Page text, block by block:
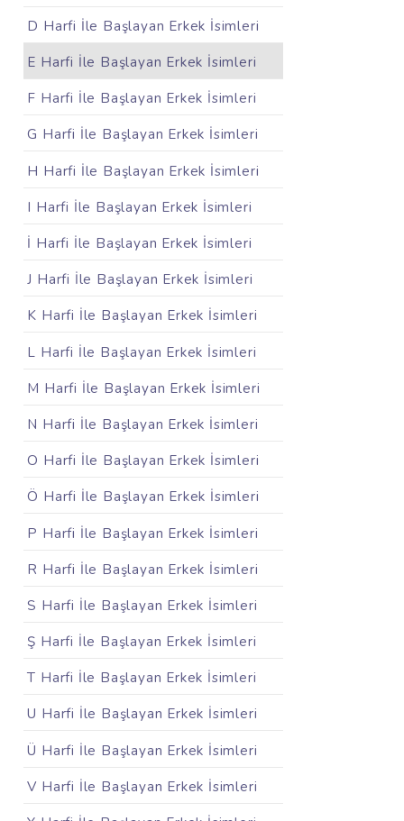
D Harfi İle Başlayan Erkek İsimleri
E Harfi İle Başlayan Erkek İsimleri
F Harfi İle Başlayan Erkek İsimleri
G Harfi İle Başlayan Erkek İsimleri
H Harfi İle Başlayan Erkek İsimleri
I Harfi İle Başlayan Erkek İsimleri
İ Harfi İle Başlayan Erkek İsimleri
J Harfi İle Başlayan Erkek İsimleri
K Harfi İle Başlayan Erkek İsimleri
L Harfi İle Başlayan Erkek İsimleri
M Harfi İle Başlayan Erkek İsimleri
N Harfi İle Başlayan Erkek İsimleri
O Harfi İle Başlayan Erkek İsimleri
Ö Harfi İle Başlayan Erkek İsimleri
P Harfi İle Başlayan Erkek İsimleri
R Harfi İle Başlayan Erkek İsimleri
S Harfi İle Başlayan Erkek İsimleri
Ş Harfi İle Başlayan Erkek İsimleri
T Harfi İle Başlayan Erkek İsimleri
U Harfi İle Başlayan Erkek İsimleri
Ü Harfi İle Başlayan Erkek İsimleri
V Harfi İle Başlayan Erkek İsimleri